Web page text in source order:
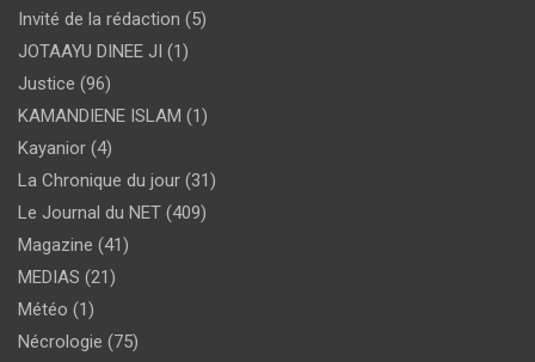
Invité de la rédaction (5)
JOTAAYU DINEE JI (1)
Justice (96)
KAMANDIENE ISLAM (1)
Kayanior (4)
La Chronique du jour (31)
Le Journal du NET (409)
Magazine (41)
MEDIAS (21)
Météo (1)
Nécrologie (75)